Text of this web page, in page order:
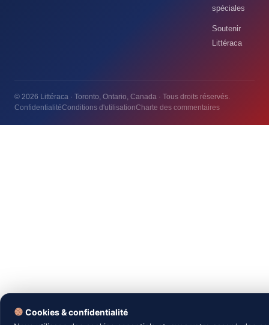
spéciales
Soutenir
Littéraca
© 2026 Littéraca · Toronto, Ontario, Canada · Tous droits réservés.
ConfidentialitéConditions d'utilisationCharte des commentaires
Cookies & confidentialité
Analytique
Analytics, statistiques anonymes). Aucune donnée vendue.